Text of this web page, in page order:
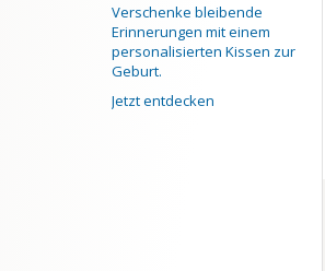
Verschenke bleibende
Erinnerungen mit einem
personalisierten Kissen zur
Geburt.
Jetzt entdecken